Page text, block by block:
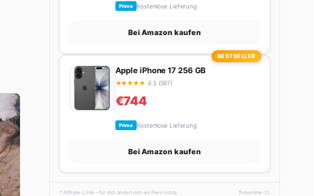
Prime Kostenlose Lieferung
Bei Amazon kaufen
BESTSELLER
Apple iPhone 17 256 GB
★★★★★ 4.5 (597)
€744
Prime Kostenlose Lieferung
Bei Amazon kaufen
* Affiliate-Links – für dich ändert sich am Preis nichts. fhmonline-21